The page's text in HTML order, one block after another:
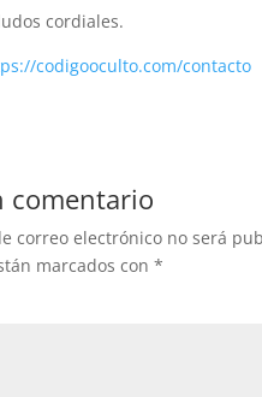
cordiales.
codigooculto.com/contacto
comentario
correo electrónico no será
marcados con *